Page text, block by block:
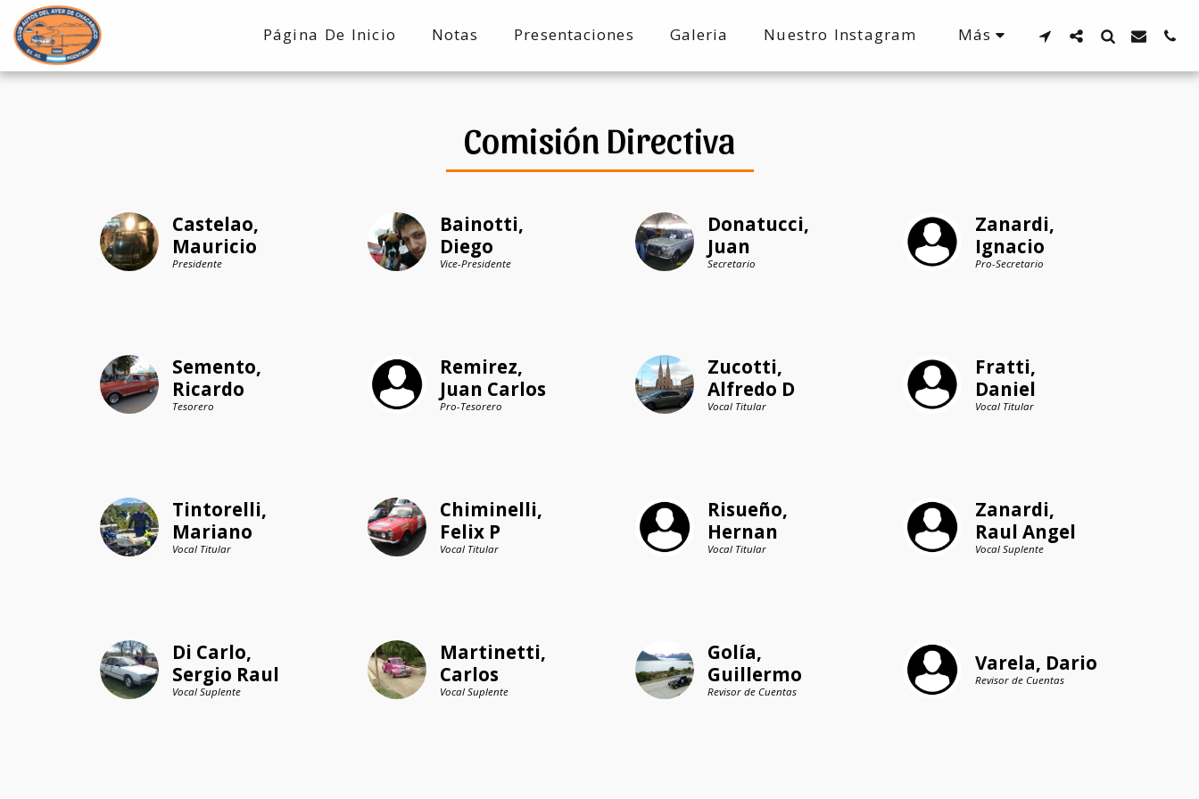
Página De Inicio Notas Presentaciones Galeria Nuestro Instagram Más
Comisión Directiva
Castelao,
Mauricio
Presidente
Bainotti,
Diego
Vice-Presidente
Donatucci,
Juan
Secretario
Zanardi,
Ignacio
Pro-Secretario
Semento,
Ricardo
Tesorero
Remirez,
Juan Carlos
Pro-Tesorero
Zucotti,
Alfredo D
Vocal Titular
Fratti,
Daniel
Vocal Titular
Tintorelli,
Mariano
Vocal Titular
Chiminelli,
Felix P
Vocal Titular
Risueño,
Hernan
Vocal Titular
Zanardi,
Raul Angel
Vocal Suplente
Di Carlo,
Sergio Raul
Vocal Suplente
Martinetti,
Carlos
Vocal Suplente
Golía,
Guillermo
Revisor de Cuentas
Varela, Dario
Revisor de Cuentas